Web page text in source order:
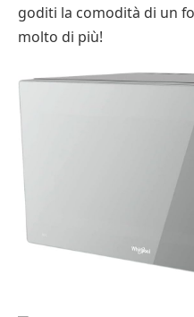
goditi la comodità di un
molto di più!